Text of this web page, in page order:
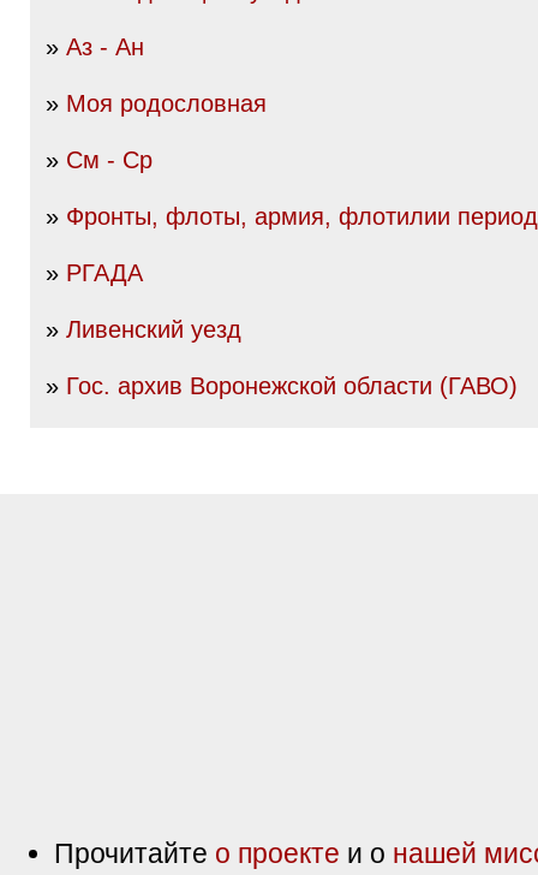
» Аз - Ан
» Моя родословная
» См - Ср
» Фронты, флоты, армия, флотилии
» РГАДА
» Ливенский уезд
» Гос. архив Воронежской области (ГАВО)
Прочитайте о проекте и о нашей